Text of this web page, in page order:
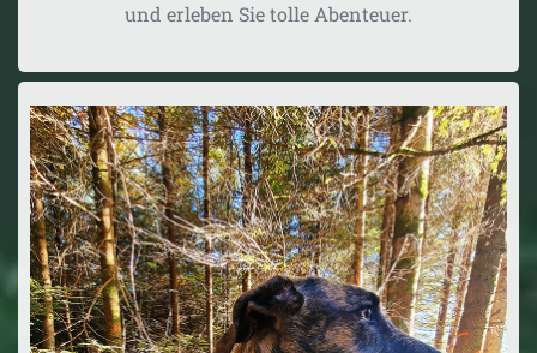
und erleben Sie tolle Abenteuer.